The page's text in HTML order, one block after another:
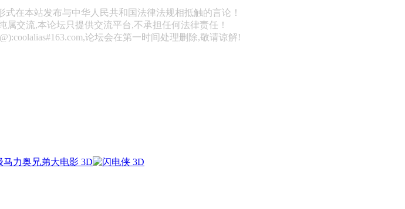
在本站发布与中华人民共和国法律法规相抵触的言论！
交流,本论坛只提供交流平台,不承担任何法律责任！
论坛会在第一时间处理删除,敬请谅解!